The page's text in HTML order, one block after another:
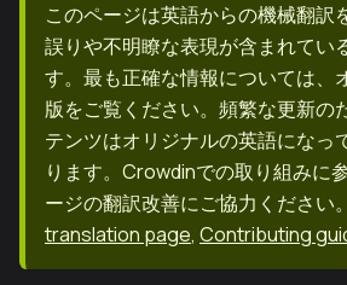
このページは英語からの機械翻訳
誤りや不明瞭な表現が含まれてい
す。最も正確な情報については、
版をご覧ください。頻繁な更新の
テンツはオリジナルの英語になっ
ります。Crowdinでの取り組みに
ージの翻訳改善にご協力ください。
translation page, Contributing